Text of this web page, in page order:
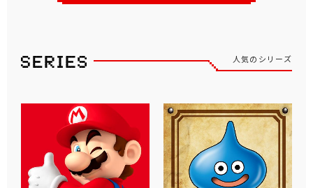
人気のシリーズ